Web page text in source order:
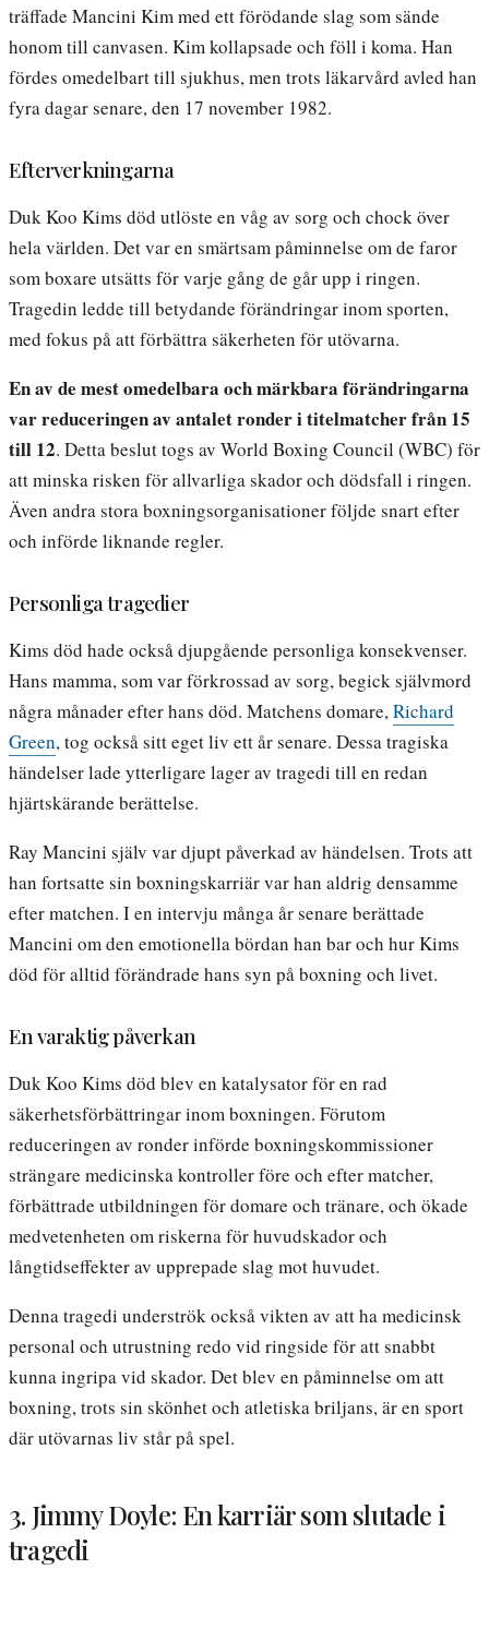
träffade Mancini Kim med ett förödande slag som sände
honom till canvasen. Kim kollapsade och föll i koma. Han
fördes omedelbart till sjukhus, men trots läkarvård avled han
fyra dagar senare, den 17 november 1982.
Efterverkningarna
Duk Koo Kims död utlöste en våg av sorg och chock över
hela världen. Det var en smärtsam påminnelse om de faror
som boxare utsätts för varje gång de går upp i ringen.
Tragedin ledde till betydande förändringar inom sporten,
med fokus på att förbättra säkerheten för utövarna.
En av de mest omedelbara och märkbara förändringarna
var reduceringen av antalet ronder i titelmatcher från 15
till 12. Detta beslut togs av World Boxing Council (WBC) för
att minska risken för allvarliga skador och dödsfall i ringen.
Även andra stora boxningsorganisationer följde snart efter
och införde liknande regler.
Personliga tragedier
Kims död hade också djupgående personliga konsekvenser.
Hans mamma, som var förkrossad av sorg, begick självmord
några månader efter hans död. Matchens domare,Richard
Green, tog också sitt eget liv ett år senare. Dessa tragiska
händelser lade ytterligare lager av tragedi till en redan
hjärtskärande berättelse.
Ray Mancini själv var djupt påverkad av händelsen. Trots att
han fortsatte sin boxningskarriär var han aldrig densamme
efter matchen. I en intervju många år senare berättade
Mancini om den emotionella bördan han bar och hur Kims
död för alltid förändrade hans syn på boxning och livet.
En varaktig påverkan
Duk Koo Kims död blev en katalysator för en rad
säkerhetsförbättringar inom boxningen. Förutom
reduceringen av ronder införde boxningskommissioner
strängare medicinska kontroller före och efter matcher,
förbättrade utbildningen för domare och tränare, och ökade
medvetenheten om riskerna för huvudskador och
långtidseffekter av upprepade slag mot huvudet.
Denna tragedi underströk också vikten av att ha medicinsk
personal och utrustning redo vid ringside för att snabbt
kunna ingripa vid skador. Det blev en påminnelse om att
boxning, trots sin skönhet och atletiska briljans, är en sport
där utövarnas liv står på spel.
3. Jimmy Doyle: En karriär som slutade i
tragedi